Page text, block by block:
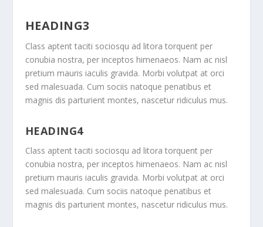
HEADING3
Class aptent taciti sociosqu ad litora torquent per
conubia nostra, per inceptos himenaeos. Nam ac nisl
pretium mauris iaculis gravida. Morbi volutpat at orci
sed malesuada. Cum sociis natoque penatibus et
magnis dis parturient montes, nascetur ridiculus mus.
HEADING4
Class aptent taciti sociosqu ad litora torquent per
conubia nostra, per inceptos himenaeos. Nam ac nisl
pretium mauris iaculis gravida. Morbi volutpat at orci
sed malesuada. Cum sociis natoque penatibus et
magnis dis parturient montes, nascetur ridiculus mus.